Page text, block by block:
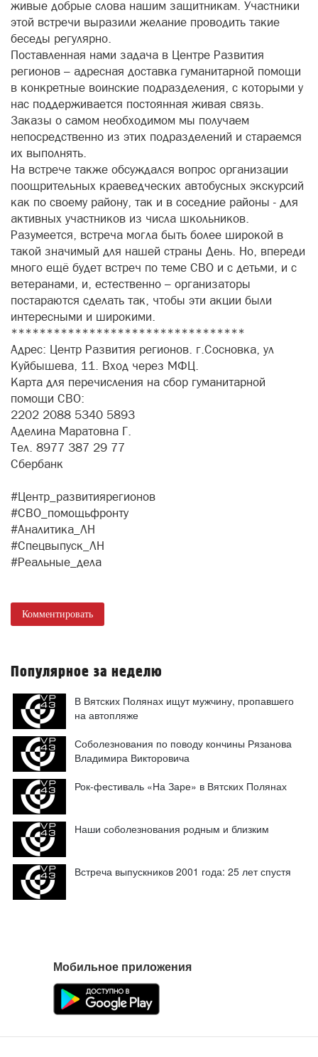
живые добрые слова нашим защитникам. Участники
этой встречи выразили желание проводить такие
беседы регулярно.
Поставленная нами задача в Центре Развития
регионов – адресная доставка гуманитарной помощи
в конкретные воинские подразделения, с которыми у
нас поддерживается постоянная живая связь.
Заказы о самом необходимом мы получаем
непосредственно из этих подразделений и стараемся
их выполнять.
На встрече также обсуждался вопрос организации
поощрительных краеведческих автобусных экскурсий
как по своему району, так и в соседние районы - для
активных участников из числа школьников.
Разумеется, встреча могла быть более широкой в
такой значимый для нашей страны День. Но, впереди
много ещё будет встреч по теме СВО и с детьми, и с
ветеранами, и, естественно – организаторы
постараются сделать так, чтобы эти акции были
интересными и широкими.
*********************************
Адрес: Центр Развития регионов. г.Сосновка, ул
Куйбышева, 11. Вход через МФЦ.
Карта для перечисления на сбор гуманитарной
помощи СВО:
2202 2088 5340 5893
Аделина Маратовна Г.
Тел. 8977 387 29 77
Сбербанк
#Центр_развитиярегионов
#СВО_помощьфронту
#Аналитика_ЛН
#Спецвыпуск_ЛН
#Реальные_дела
Комментировать
Популярное за неделю
В Вятских Полянах ищут мужчину, пропавшего
на автопляже
Соболезнования по поводу кончины Рязанова
Владимира Викторовича
Рок-фестиваль «На Заре» в Вятских Полянах
Наши соболезнования родным и близким
Встреча выпускников 2001 года: 25 лет спустя
Мобильное приложения